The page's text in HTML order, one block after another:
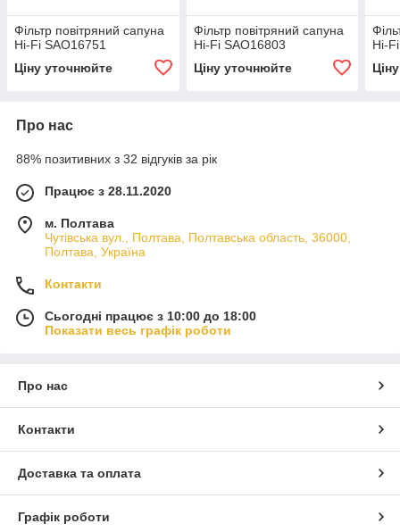
Фільтр повітряний сапуна
Hi-Fi SAO16751
Ціну уточнюйте
Фільтр повітряний сапуна
Hi-Fi SAO16803
Ціну уточнюйте
Hi-
Про нас
88% позитивних з 32 відгуків за рік
Працює з 28.11.2020
м. Полтава
Чутівська вул., Полтава, Полтавська область, 36000,
Полтава, Україна
Контакти
Сьогодні працює з 10:00 до 18:00
Показати весь графік роботи
Про нас
Контакти
Доставка та оплата
Графік роботи